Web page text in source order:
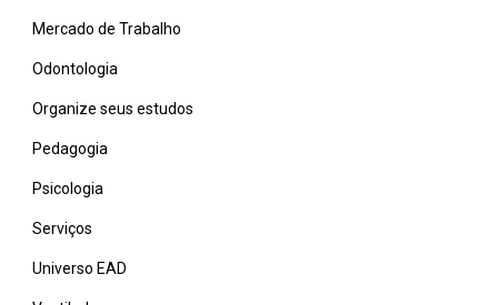
Mercado de Trabalho
Odontologia
Organize seus estudos
Pedagogia
Psicologia
Serviços
Universo EAD